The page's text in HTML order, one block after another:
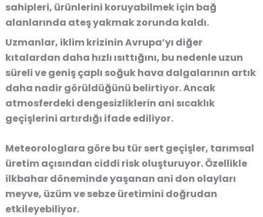
sahipleri, ürünlerini koruyabilmek için bağ
alanlarında ateş yakmak zorunda kaldı.
Uzmanlar, iklim krizinin Avrupa’yı diğer
kıtalardan daha hızlı ısıttığını, bu nedenle uzun
süreli ve geniş çaplı soğuk hava dalgalarının artık
daha nadir görüldüğünü belirtiyor. Ancak
atmosferdeki dengesizliklerin ani sıcaklık
geçişlerini artırdığı ifade ediliyor.
Meteorologlara göre bu tür sert geçişler, tarımsal
üretim açısından ciddi risk oluşturuyor. Özellikle
ilkbahar döneminde yaşanan ani don olayları
meyve, üzüm ve sebze üretimini doğrudan
etkileyebiliyor.